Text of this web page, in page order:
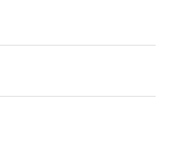
も目安ですので、交通事情に
等の提供、返金等には応じら
きません。
までとさせて頂きます。折
器等、貴重品、壊れ物をトラ